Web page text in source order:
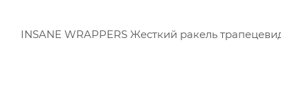
INSANE WRAPPERS Жесткий ракель